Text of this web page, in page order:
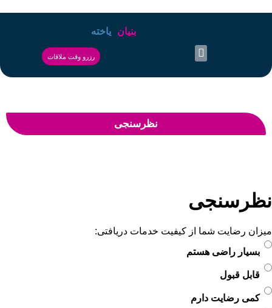
بنیان یاخته
رزرو وقت ملاقات
نظرسنجی
نظرسنجی
میزان رضایت شما از کیفیت خدمات دریافتی:
بسیار راضی هستم
قابل قبول
کمی رضایت دارم